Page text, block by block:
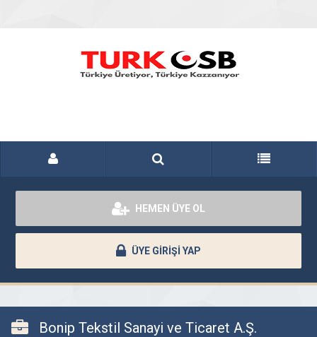
HEMEN ÜYE OL
ÜYE GİRİŞİ YAP
Bonip Tekstil Sanayi ve Ticaret A.Ş.